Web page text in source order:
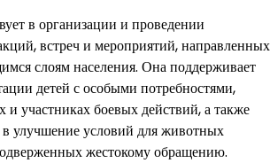
в организации и проведении
встреч и мероприятий, направленных
слоям населения. Она поддерживает
детей с особыми потребностями,
и участниках боевых действий, а также
в улучшение условий для животных
жестокому обращению.